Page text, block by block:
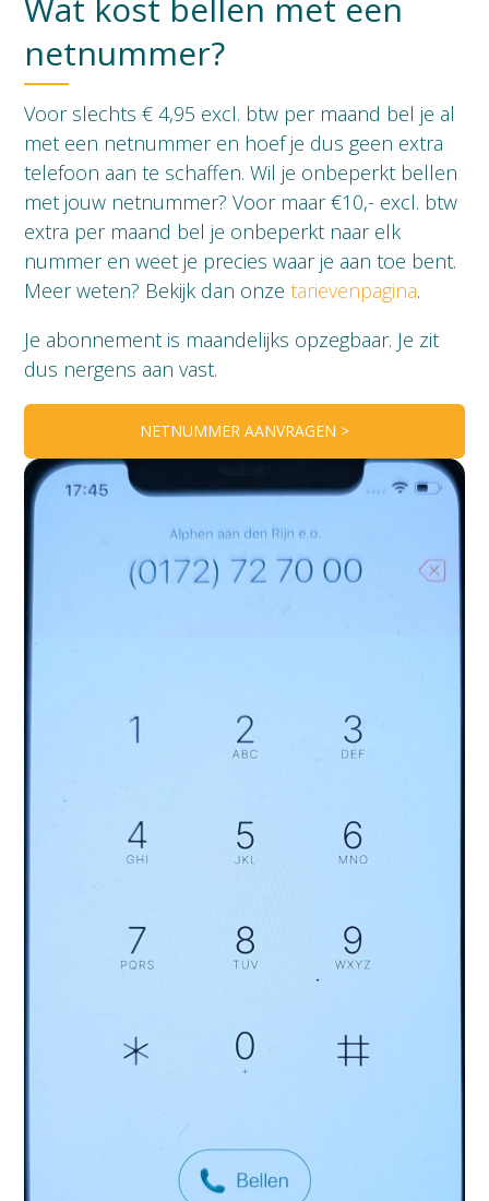
Wat kost bellen met een
netnummer?
Voor slechts € 4,95 excl. btw per maand bel je al
met een netnummer en hoef je dus geen extra
telefoon aan te schaffen. Wil je onbeperkt bellen
met jouw netnummer? Voor maar €10,- excl. btw
extra per maand bel je onbeperkt naar elk
nummer en weet je precies waar je aan toe bent.
Meer weten? Bekijk dan onzetarievenpagina.
Je abonnement is maandelijks opzegbaar. Je zit
dus nergens aan vast.
NETNUMMER AANVRAGEN >